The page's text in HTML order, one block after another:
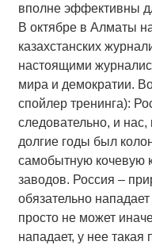
вполне эффективны
В октябре в Алматы
казахстанских
настоящими
мира и демократии.
спойлер тренинга):
следовательно, и нас,
долгие годы был
самобытную кочевую
заводов. Россия –
обязательно
просто не может
нападает, у нее такая